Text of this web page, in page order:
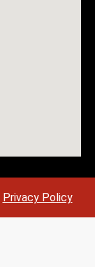
Privacy Policy